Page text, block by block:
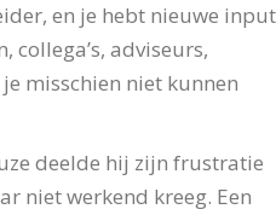
en je hebt nieuwe
collega’s, adviseurs,
misschien niet kunnen
deelde hij zijn frustratie
niet werkend kreeg. Een